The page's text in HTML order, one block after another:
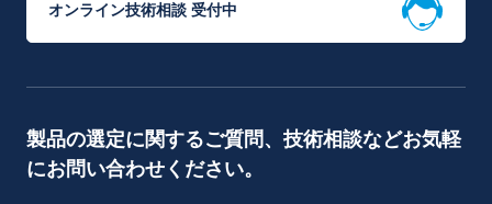
オンライン技術相談 受付中
製品の選定に関するご質問、技術相談などお気軽
にお問い合わせください。